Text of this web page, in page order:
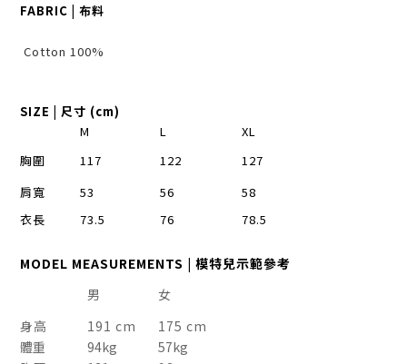
FABRIC | 布料
Cotton 100%
SIZE | 尺寸 (cm)
M
L
XL
胸圍
117 122
127
肩寬
53 56
58
衣長
73.5 76 78.5
MODEL MEASUREMENTS | 模特兒示範參考
男
女
身高
191 cm
175 cm
體重
94kg
57kg